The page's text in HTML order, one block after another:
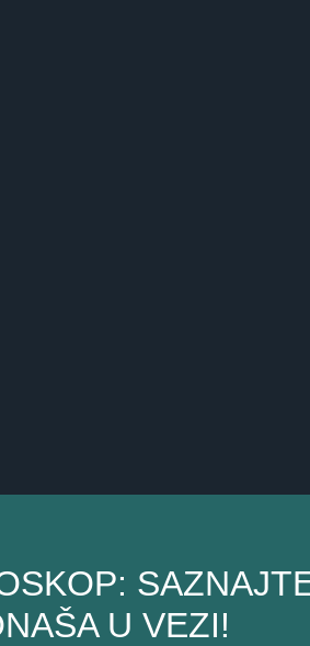
U VEZI!